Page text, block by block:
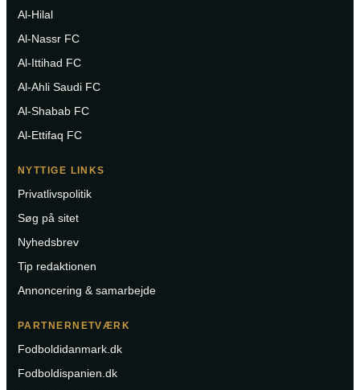
Al-Hilal
Al-Nassr FC
Al-Ittihad FC
Al-Ahli Saudi FC
Al-Shabab FC
Al-Ettifaq FC
NYTTIGE LINKS
Privatlivspolitik
Søg på sitet
Nyhedsbrev
Tip redaktionen
Annoncering & samarbejde
PARTNERNETVÆRK
Fodboldidanmark.dk
Fodboldispanien.dk